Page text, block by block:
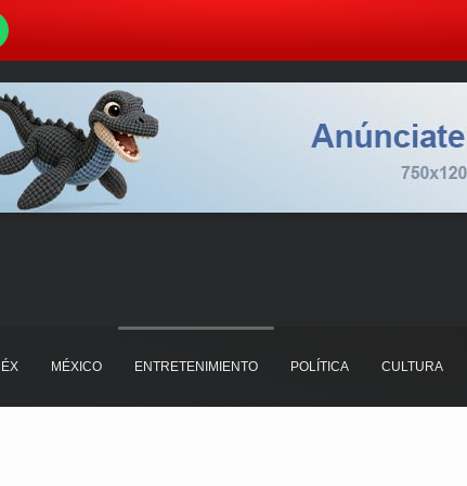
MÉXICO ENTRETENIMIENTO POLÍTICA CULTURA